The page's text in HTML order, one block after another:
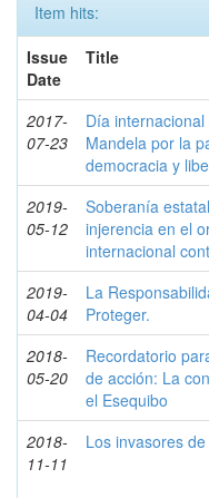
Item hits:
Issue
Date
Title
2017-
07-23
Día
Mandela por la
democracia y
2019-
05-12
Soberanía
injerencia en el
internacional
2019-
04-04
La
Proteger.
2018-
05-20
Recordatorio
de acción: La
el Esequibo
2018-
11-11
Los invasores